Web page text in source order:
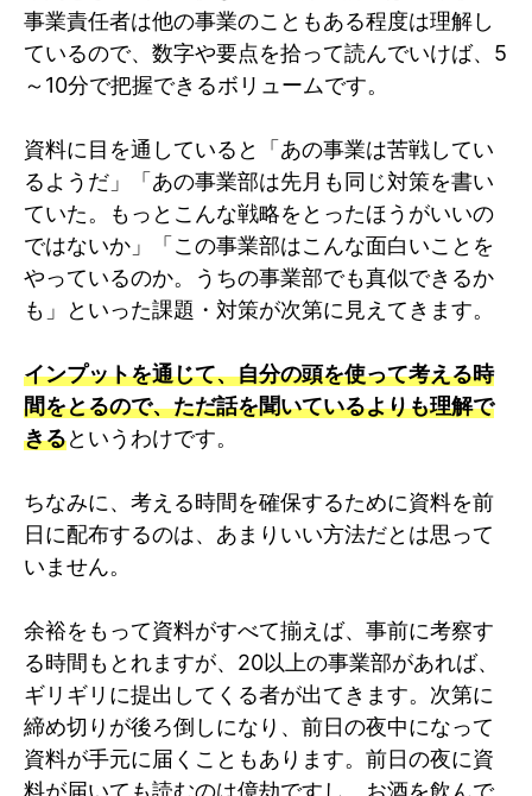
事業責任者は他の事業のこともある程度は理解し
ているので、数字や要点を拾って読んでいけば、5
～10分で把握できるボリュームです。
資料に目を通していると「あの事業は苦戦してい
るようだ」「あの事業部は先月も同じ対策を書い
ていた。もっとこんな戦略をとったほうがいいの
ではないか」「この事業部はこんな面白いことを
やっているのか。うちの事業部でも真似できるか
も」といった課題・対策が次第に見えてきます。
インプットを通じて、自分の頭を使って考える時
間をとるので、ただ話を聞いているよりも理解で
きるというわけです。
ちなみに、考える時間を確保するために資料を前
日に配布するのは、あまりいい方法だとは思って
いません。
余裕をもって資料がすべて揃えば、事前に考察す
る時間もとれますが、20以上の事業部があれば、
ギリギリに提出してくる者が出てきます。次第に
締め切りが後ろ倒しになり、前日の夜中になって
資料が手元に届くこともあります。前日の夜に資
料が届いても読むのは億劫ですし、お酒を飲んで